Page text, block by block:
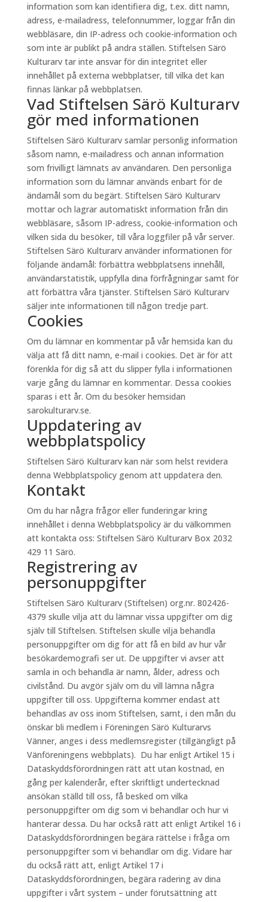
information som kan identifiera dig, t.ex. ditt namn,
adress, e-mailadress, telefonnummer, loggar från din
webbläsare, din IP-adress och cookie-information och
som inte är publikt på andra ställen. Stiftelsen Särö
Kulturarv tar inte ansvar för din integritet eller
innehållet på externa webbplatser, till vilka det kan
finnas länkar på webbplatsen.
Vad Stiftelsen Särö Kulturarv
gör med informationen
Stiftelsen Särö Kulturarv samlar personlig information
såsom namn, e-mailadress och annan information
som frivilligt lämnats av användaren. Den personliga
information som du lämnar används enbart för de
ändamål som du begärt. Stiftelsen Särö Kulturarv
mottar och lagrar automatiskt information från din
webbläsare, såsom IP-adress, cookie-information och
vilken sida du besöker, till våra loggfiler på vår server.
Stiftelsen Särö Kulturarv använder informationen för
följande ändamål: förbättra webbplatsens innehåll,
användarstatistik, uppfylla dina förfrågningar samt för
att förbättra våra tjänster. Stiftelsen Särö Kulturarv
säljer inte informationen till någon tredje part.
Cookies
Om du lämnar en kommentar på vår hemsida kan du
välja att få ditt namn, e-mail i cookies. Det är för att
förenkla för dig så att du slipper fylla i informationen
varje gång du lämnar en kommentar. Dessa cookies
sparas i ett år. Om du besöker hemsidan
sarokulturarv.se.
Uppdatering av
webbplatspolicy
Stiftelsen Särö Kulturarv kan när som helst revidera
denna Webbplatspolicy genom att uppdatera den.
Kontakt
Om du har några frågor eller funderingar kring
innehållet i denna Webbplatspolicy är du välkommen
att kontakta oss: Stiftelsen Särö Kulturarv Box 2032
429 11 Särö.
Registrering av
personuppgifter
Stiftelsen Särö Kulturarv (Stiftelsen) org.nr. 802426-
4379 skulle vilja att du lämnar vissa uppgifter om dig
själv till Stiftelsen. Stiftelsen skulle vilja behandla
personuppgifter om dig för att få en bild av hur vår
besökardemografi ser ut. De uppgifter vi avser att
samla in och behandla är namn, ålder, adress och
civilstånd. Du avgör själv om du vill lämna några
uppgifter till oss. Uppgifterna kommer endast att
behandlas av oss inom Stiftelsen, samt, i den mån du
önskar bli medlem i Föreningen Särö Kulturarvs
Vänner, anges i dess medlemsregister (tillgängligt på
Vänföreningens webbplats). Du har enligt Artikel 15 i
Dataskyddsförordningen rätt att utan kostnad, en
gång per kalenderår, efter skriftligt undertecknad
ansökan ställd till oss, få besked om vilka
personuppgifter om dig som vi behandlar och hur vi
hanterar dessa. Du har också rätt att enligt Artikel 16 i
Dataskyddsförordningen begära rättelse i fråga om
personuppgifter som vi behandlar om dig. Vidare har
du också rätt att, enligt Artikel 17 i
Dataskyddsförordningen, begära radering av dina
uppgifter i vårt system – under förutsättning att